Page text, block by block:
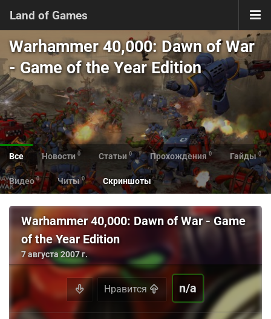
Land of Games
Warhammer 40,000: Dawn of War
- Game of the Year Edition
Все Новости 0 Статьи 0 Прохождения 0 Гайды 0
Видео 0 Читы 0 Скриншоты
Warhammer 40,000: Dawn of War - Game
of the Year Edition
7 августа 2007 г.
Нравится n/a